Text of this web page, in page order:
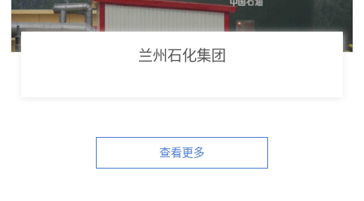
兰州石化集团
查看更多